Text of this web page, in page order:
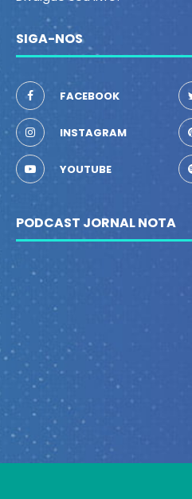
SIGA-NOS
FACEBOOK
INSTAGRAM
YOUTUBE
PODCAST JORNAL NOTA